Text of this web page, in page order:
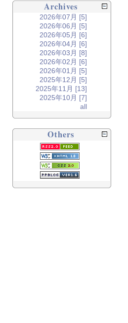
Archives
2026年07月 [5]
2026年06月 [5]
2026年05月 [6]
2026年04月 [6]
2026年03月 [8]
2026年02月 [6]
2026年01月 [5]
2025年12月 [5]
2025年11月 [13]
2025年10月 [7]
all
Others